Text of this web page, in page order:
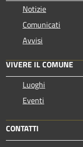
Notizie
Comunicati
Avvisi
VIVERE IL COMUNE
Luoghi
Eventi
CONTATTI